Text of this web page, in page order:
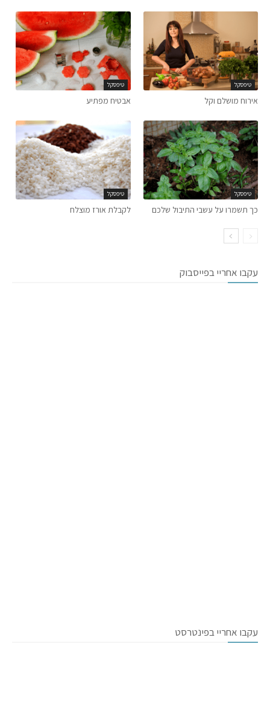
טיפסקל
אירוח מושלם וקל
טיפסקל
אבטיח מפתיע
טיפסקל
כך תשמרו על עשבי התיבול שלכם
טיפסקל
לקבלת אורז מוצלח
עקבו אחריי בפייסבוק
עקבו אחריי בפינטרסט